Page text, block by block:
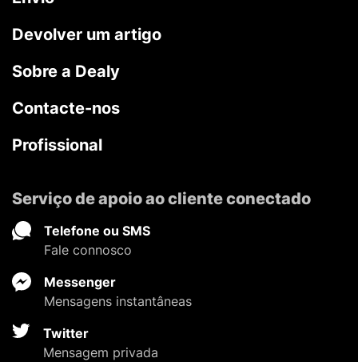
Devolver um artigo
Sobre a Dealy
Contacte-nos
Profissional
Serviço de apoio ao cliente conectado
Telefone ou SMS
Fale connosco
Messenger
Mensagens instantâneas
Twitter
Mensagem privada